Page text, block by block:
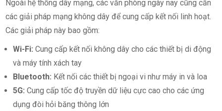
Ngoài hệ thống dây mạng, các văn phòng ngày nay cũng cần
các giải pháp mạng không dây để cung cấp kết nối linh hoạt.
Các giải pháp này bao gồm:
Wi-Fi: Cung cấp kết nối không dây cho các thiết bị di động
và máy tính xách tay
Bluetooth: Kết nối các thiết bị ngoại vi như máy in và loa
5G: Cung cấp tốc độ truyền dữ liệu cực cao cho các ứng
dụng đòi hỏi băng thông lớn